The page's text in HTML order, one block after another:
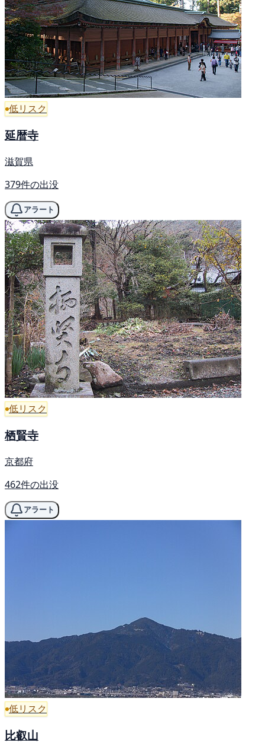
低リスク
延暦寺
滋賀県
379件の出没
アラート
低リスク
栖賢寺
京都府
462件の出没
アラート
低リスク
比叡山